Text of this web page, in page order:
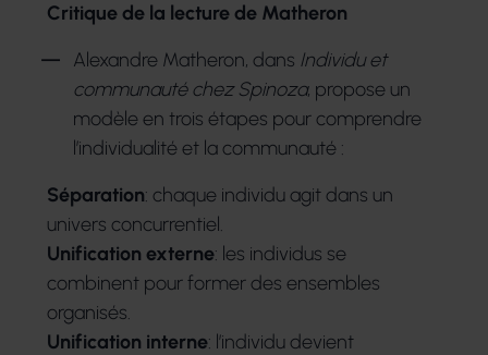
Critique de la lecture de Matheron
Alexandre Matheron, dans Individu et
communauté chez Spinoza, propose un
modèle en trois étapes pour comprendre
l’individualité et la communauté :
Séparation: chaque individu agit dans un
univers concurrentiel.
Unification externe: les individus se
combinent pour former des ensembles
organisés.
Unification interne: l’individu devient